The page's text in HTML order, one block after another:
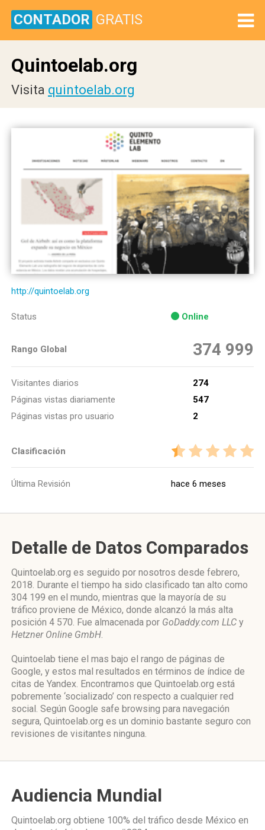
CONTADOR GRATIS
Quintoelab.org
Visita quintoelab.org
http://quintoelab.org
Status Online
Rango Global 374 999
Visitantes diarios
274
Páginas vistas diariamente
547
Páginas vistas pro usuario
2
Clasificación
Última Revisión hace 6 meses
Detalle de Datos Comparados
Quintoelab.org es seguido por nosotros desde febrero,
2018. Durante el tiempo ha sido clasificado tan alto como
304 199 en el mundo, mientras que la mayoría de su
tráfico proviene de México, donde alcanzó la más alta
posición 4 570. Fue almacenada por GoDaddy.com LLC y
Hetzner Online GmbH.
Quintoelab tiene el mas bajo el rango de páginas de
Google, y estos mal resultados en términos de índice de
citas de Yandex. Encontramos que Quintoelab.org está
pobremente ‘socializado’ con respecto a cualquier red
social. Según Google safe browsing para navegación
segura, Quintoelab.org es un dominio bastante seguro con
revisiones de visitantes ninguna.
Audiencia Mundial
Quintoelab.org obtiene 100% del tráfico desde México en